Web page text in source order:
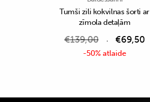
Tumši zili kokvilnas šorti ar
zīmola detaļām
€139,00 €69,50
-50% atlaide